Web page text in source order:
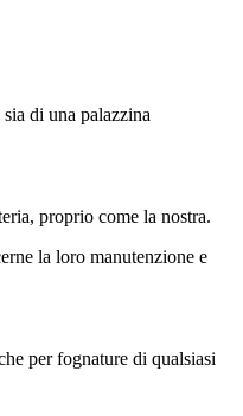
di una palazzina
proprio come la nostra.
la loro manutenzione e
per fognature di qualsiasi